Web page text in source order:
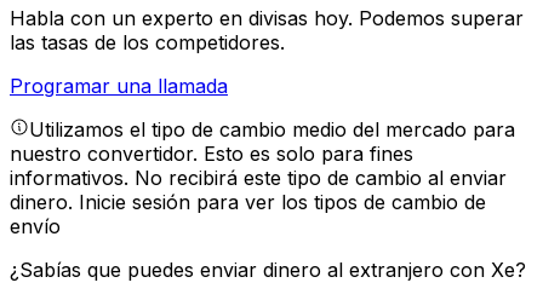
Habla con un experto en divisas hoy. Podemos superar
las tasas de los competidores.
Programar una llamada
Utilizamos el tipo de cambio medio del mercado para
nuestro convertidor. Esto es solo para fines
informativos. No recibirá este tipo de cambio al enviar
dinero. Inicie sesión para ver los tipos de cambio de
envío
¿Sabías que puedes enviar dinero al extranjero con Xe?